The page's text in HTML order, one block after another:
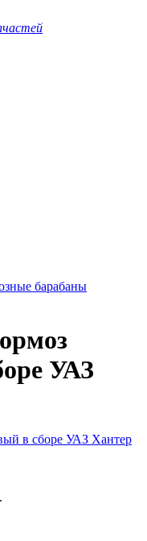
барабаны
УАЗ